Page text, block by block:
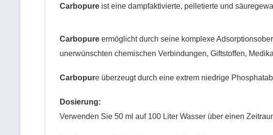
Carbopure ist eine dampfaktivierte, pelletierte und
Carbopure ermöglicht durch seine komplexe
unerwünschten chemischen Verbindungen, Giftstoffen,
Carbopure überzeugt durch eine extrem niedrige
Dosierung:
Verwenden Sie 50 ml auf 100 Liter Wasser über einen